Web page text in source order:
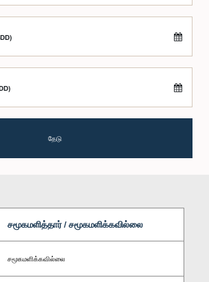
தேடு
சமூகமளித்தார் / சமூகமளிக்கவில்லை
சமூகமளிக்கவில்லை